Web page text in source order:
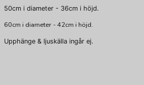
50cm i diameter - 36cm i höjd.
60cm i diameter - 42cm i höjd.
Upphänge & ljuskälla ingår ej.